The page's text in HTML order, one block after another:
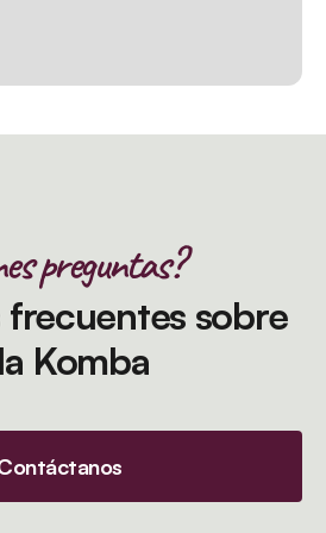
preguntas?
frecuentes sobre
Komba